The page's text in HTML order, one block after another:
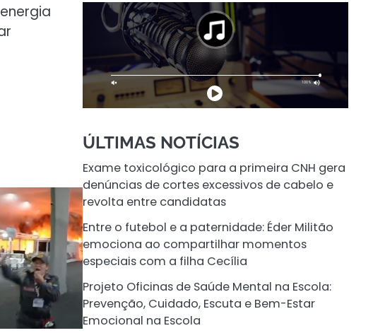
ÚLTIMAS NOTÍCIAS
Exame toxicológico para a primeira CNH gera
denúncias de cortes excessivos de cabelo e
revolta entre candidatas
Entre o futebol e a paternidade: Éder Militão
emociona ao compartilhar momentos
especiais com a filha Cecília
Projeto Oficinas de Saúde Mental na Escola:
Prevenção, Cuidado, Escuta e Bem-Estar
Emocional na Escola